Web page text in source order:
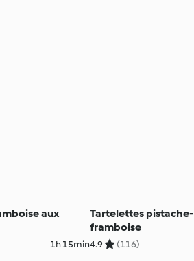
aux
1h 15min
Tartelettes pistache-
framboise
4.9 (116)